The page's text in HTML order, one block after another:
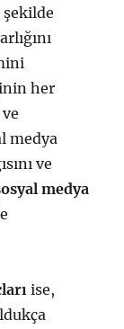
her
medya
ve
medya
ise,